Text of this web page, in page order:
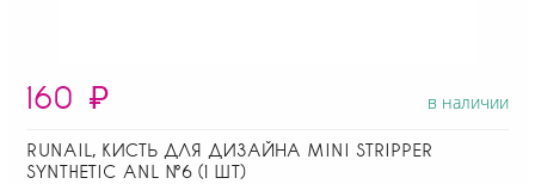
160 ₽ в наличии
RUNAIL, КИСТЬ ДЛЯ ДИЗАЙНА MINI STRIPPER
SYNTHETIC ANL №6 (1 ШТ)